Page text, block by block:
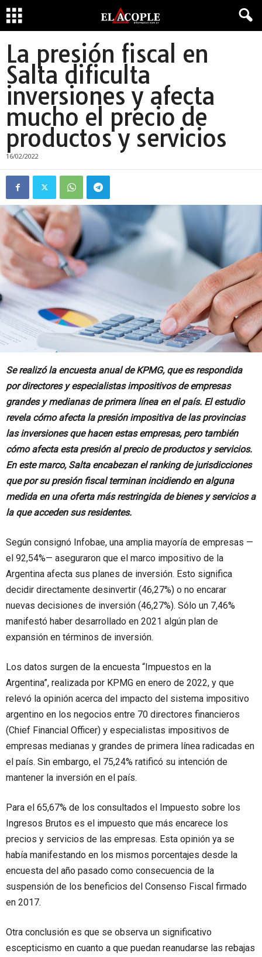
La presión fiscal en
Salta dificulta
inversiones y afecta
mucho el precio de
productos y servicios
16/02/2022
Se realizó la encuesta anual de KPMG, que es respondida
por directores y especialistas impositivos de empresas
grandes y medianas de primera línea en el país. El estudio
revela cómo afecta la presión impositiva de las provincias
las inversiones que hacen estas empresas, pero también
cómo afecta esta presión al precio de productos y servicios.
En este marco, Salta encabezan el ranking de jurisdicciones
que por su presión fiscal terminan incidiendo en alguna
medida en una oferta más restringida de bienes y servicios a
la que acceden sus residentes.
Según consignó Infobae, una amplia mayoría de empresas —
el 92,54%— aseguraron que el marco impositivo de la
Argentina afecta sus planes de inversión. Esto significa
decidir directamente desinvertir (46,27%) o no encarar
nuevas decisiones de inversión (46,27%). Sólo un 7,46%
manifestó haber desarrollado en 2021 algún plan de
expansión en términos de inversión.
Los datos surgen de la encuesta “Impuestos en la
Argentina”, realizada por KPMG en enero de 2022, y que
relevó la opinión acerca del impacto del sistema impositivo
argentino en los negocios entre 70 directores financieros
(Chief Financial Officer) y especialistas impositivos de
empresas medianas y grandes de primera línea radicadas en
el país. Sin embargo, el 75,24% ratificó su intención de
mantener la inversión en el país.
Para el 65,67% de los consultados el Impuesto sobre los
Ingresos Brutos es el impuesto que más encarece los
precios y servicios de las empresas. Esta opinión ya se
había manifestando en los mismos porcentajes desde la
encuesta del año pasado como consecuencia de la
suspensión de los beneficios del Consenso Fiscal firmado
en 2017.
Otra conclusión es que se observa un significativo
escepticismo en cuanto a que puedan reanudarse las rebajas